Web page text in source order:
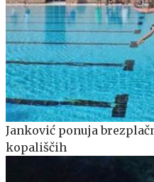
Janković ponuja
kopališčih